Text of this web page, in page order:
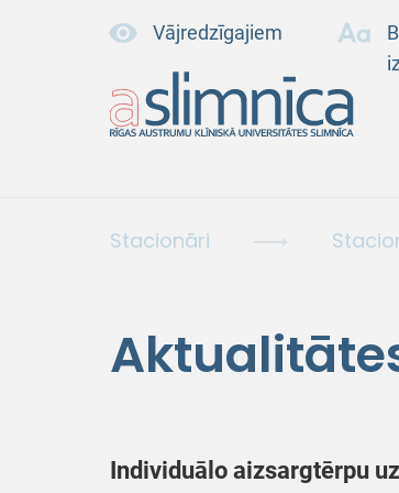
Vājredzīgajiem
Stacionāri
Individuālo aizsargtērpu